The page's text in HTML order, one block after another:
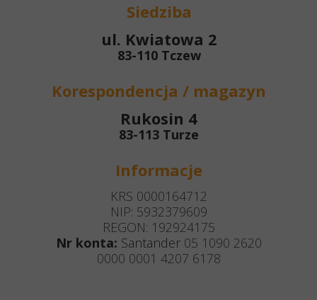
Siedziba
ul. Kwiatowa 2
83-110 Tczew
Korespondencja / magazyn
Rukosin 4
83-113 Turze
Informacje
KRS 0000164712
NIP: 5932379609
REGON: 192924175
Nr konta: Santander 05 1090 2620
0000 0001 4207 6178